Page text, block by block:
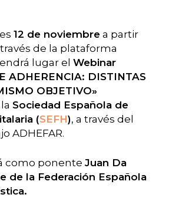
12 de noviembrea partir
través de la plataforma
lugar el Webinar
ADHERENCIA: DISTINTAS
OBJETIVO»
Sociedad Española de
(SEFH), a través del
ADHEFAR.
como ponente Juan Da
de la Federación Española